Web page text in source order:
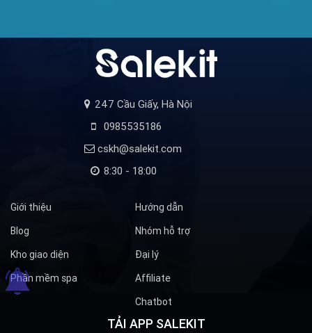
247 Cầu Giấy, Hà Nội
0985535186
cskh@salekit.com
8:30 - 18:00
Giới thiệu
Blog
Kho giao diện
Phần mềm spa
Hướng dẫn
Nhóm hỗ trợ
Đại lý
Affiliate
Chatbot
TẢI APP SALEKIT